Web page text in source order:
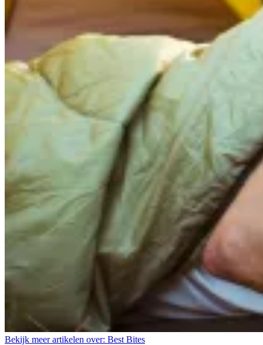
Bekijk meer artikelen over: Best Bites